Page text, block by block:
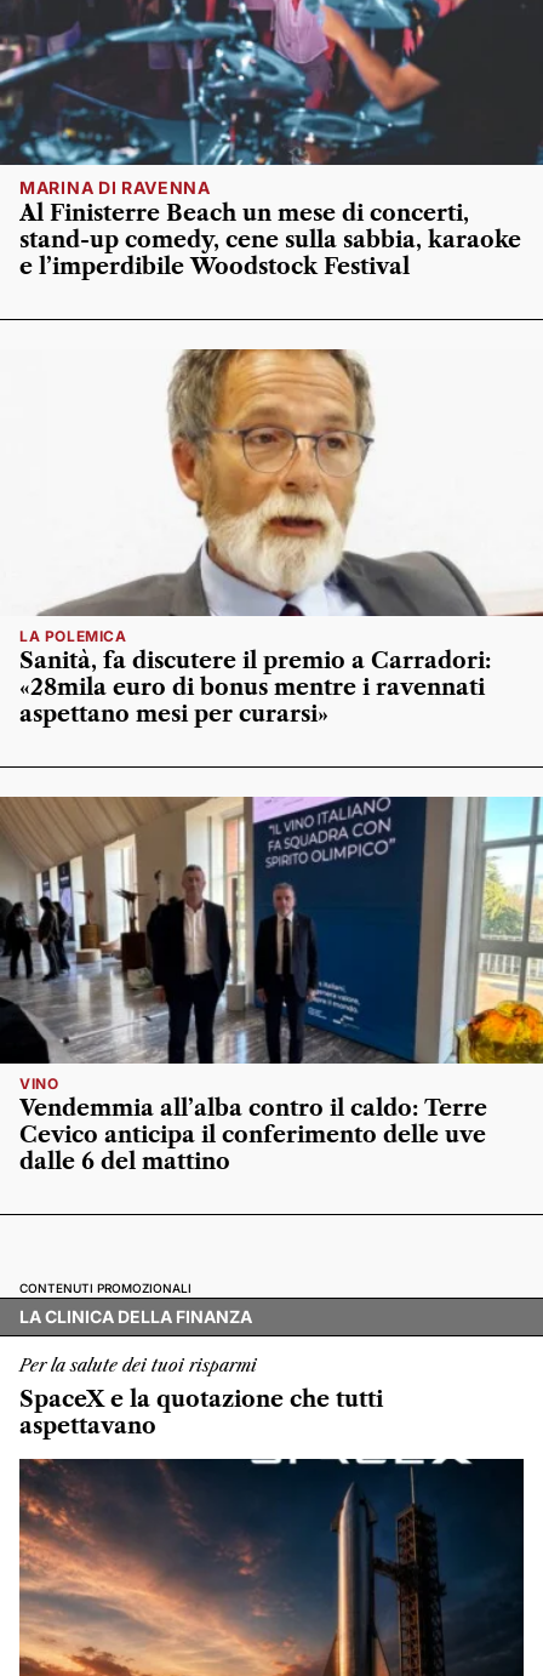
MARINA DI RAVENNA
Al Finisterre Beach un mese di concerti,
stand-up comedy, cene sulla sabbia, karaoke
e l’imperdibile Woodstock Festival
LA POLEMICA
Sanità, fa discutere il premio a Carradori:
«28mila euro di bonus mentre i ravennati
aspettano mesi per curarsi»
VINO
Vendemmia all’alba contro il caldo: Terre
Cevico anticipa il conferimento delle uve
dalle 6 del mattino
CONTENUTI PROMOZIONALI
LA CLINICA DELLA FINANZA
Per la salute dei tuoi risparmi
SpaceX e la quotazione che tutti
aspettavano